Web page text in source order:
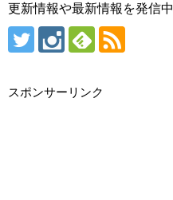
更新情報や最新情報を発信中
スポンサーリンク